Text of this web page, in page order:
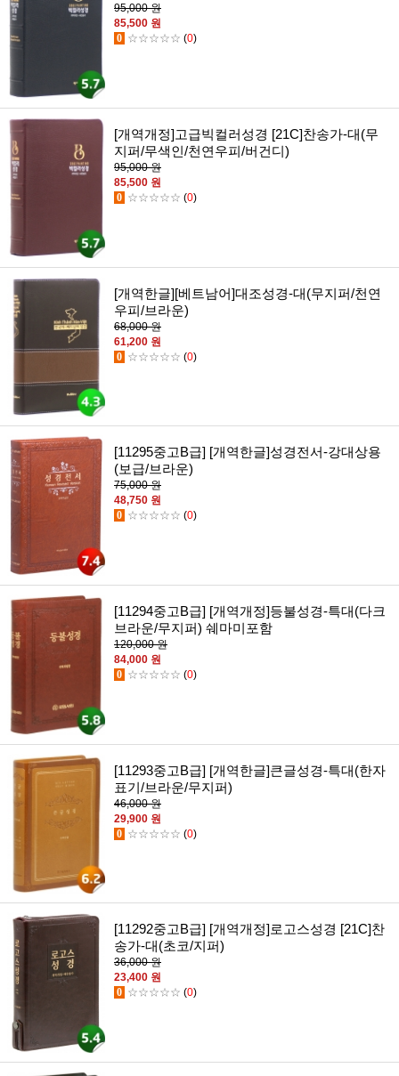
95,000 원
85,500 원
0 ☆☆☆☆☆ (0)
[개역개정]고급빅컬러성경 [21C]찬송가-대(무
지퍼/무색인/천연우피/버건디)
95,000 원
85,500 원
0 ☆☆☆☆☆ (0)
[개역한글][베트남어]대조성경-대(무지퍼/천연
우피/브라운)
68,000 원
61,200 원
0 ☆☆☆☆☆ (0)
[11295중고B급] [개역한글]성경전서-강대상용
(보급/브라운)
75,000 원
48,750 원
0 ☆☆☆☆☆ (0)
[11294중고B급] [개역개정]등불성경-특대(다크
브라운/무지퍼) 쉐마미포함
120,000 원
84,000 원
0 ☆☆☆☆☆ (0)
[11293중고B급] [개역한글]큰글성경-특대(한자
표기/브라운/무지퍼)
46,000 원
29,900 원
0 ☆☆☆☆☆ (0)
[11292중고B급] [개역개정]로고스성경 [21C]찬
송가-대(초코/지퍼)
36,000 원
23,400 원
0 ☆☆☆☆☆ (0)